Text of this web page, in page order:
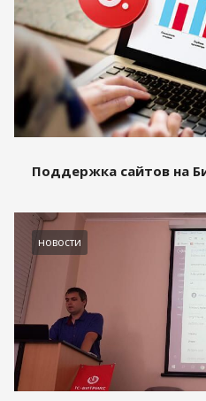
Поддержка сайтов на
новости